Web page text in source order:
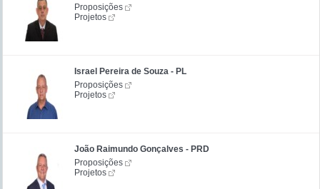
Proposições
Projetos
Israel Pereira de Souza - PL
Proposições
Projetos
João Raimundo Gonçalves - PRD
Proposições
Projetos